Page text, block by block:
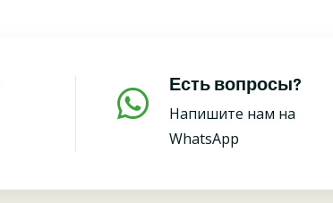
Есть вопросы?
Напишите нам на
WhatsApp